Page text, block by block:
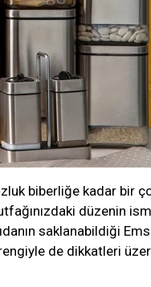
biberliğe kadar bir
düzenin
saklanabildiği
de dikkatleri